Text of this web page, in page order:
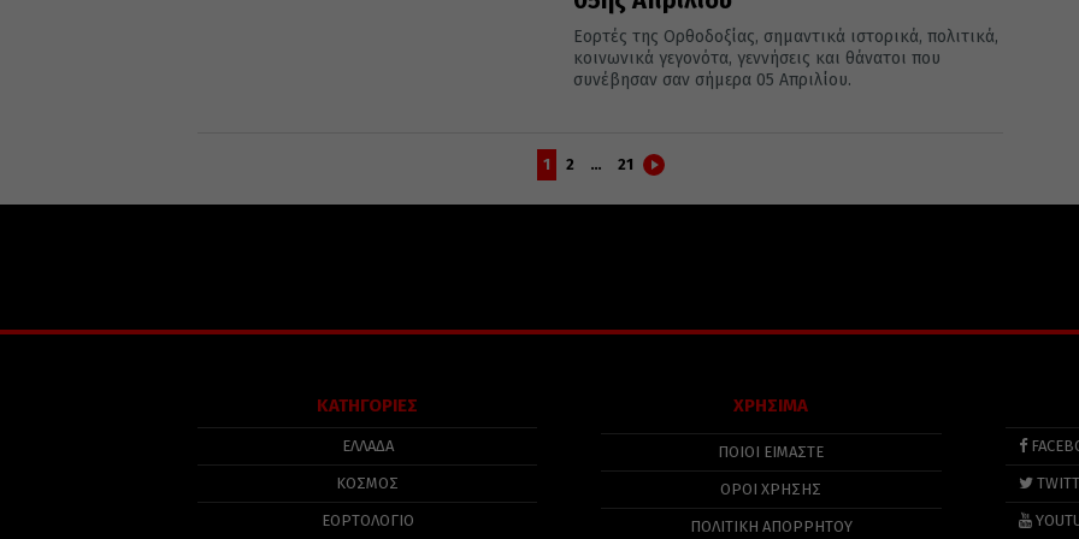
Εορτές της Ορθοδοξίας, σημαντικά ιστορικά, πολιτικά,
κοινωνικά γεγονότα, γεννήσεις και θάνατοι που
συνέβησαν σαν σήμερα 05 Απριλίου.
1 2 … 21
ΚΑΤΗΓΟΡΙΕΣ
ΕΛΛΑΔΑ
ΚΟΣΜΟΣ
ΕΟΡΤΟΛΟΓΙΟ
ΧΡΗΣΙΜΑ
ΠΟΙΟΙ ΕΙΜΑΣΤΕ
ΟΡΟΙ ΧΡΗΣΗΣ
ΠΟΛΙΤΙΚΉ ΑΠΟΡΡΉΤΟΥ